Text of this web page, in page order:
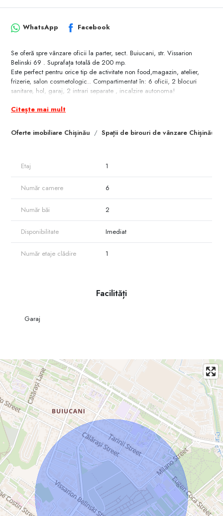
Oferte imobiliare Chișinău Spații de birouri de vânzare Chișinău
WhatsApp Facebook
Se oferă spre vânzare oficii la parter, sect. Buiucani, str. Vissarion
Belinski 69 . Suprafața totală de 200 mp.
Este perfect pentru orice tip de activitate non food,magazin, atelier,
frizerie, salon cosmetologic.. Compartimentat în: 6 oficii, 2 blocuri
sanitare, hol, garaj, 2 intrari separate , incalzire autonoma!
termopan * Încălzire autonomă În apropiere: parc, grădiniță, magazine,
parc cu infrastructură dezvoltată cu flux intens de pietoni.
Citește mai mult
Etaj 1
Număr camere 6
Număr băi 2
Disponibilitate Imediat
Număr etaje clădire 1
Facilități
Garaj